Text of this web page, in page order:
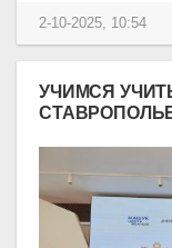
2-10-2025, 10:54
УЧИМСЯ